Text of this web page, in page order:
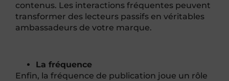
contenus. Les interactions fréquentes peuvent
transformer des lecteurs passifs en véritables
ambassadeurs de votre marque.
La fréquence
Enfin, la fréquence de publication joue un rôle